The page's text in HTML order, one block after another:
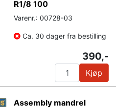
R1/8 100
Varenr.: 00728-03
Ca. 30 dager fra bestilling
390,-
Kjøp
Assembly mandrel